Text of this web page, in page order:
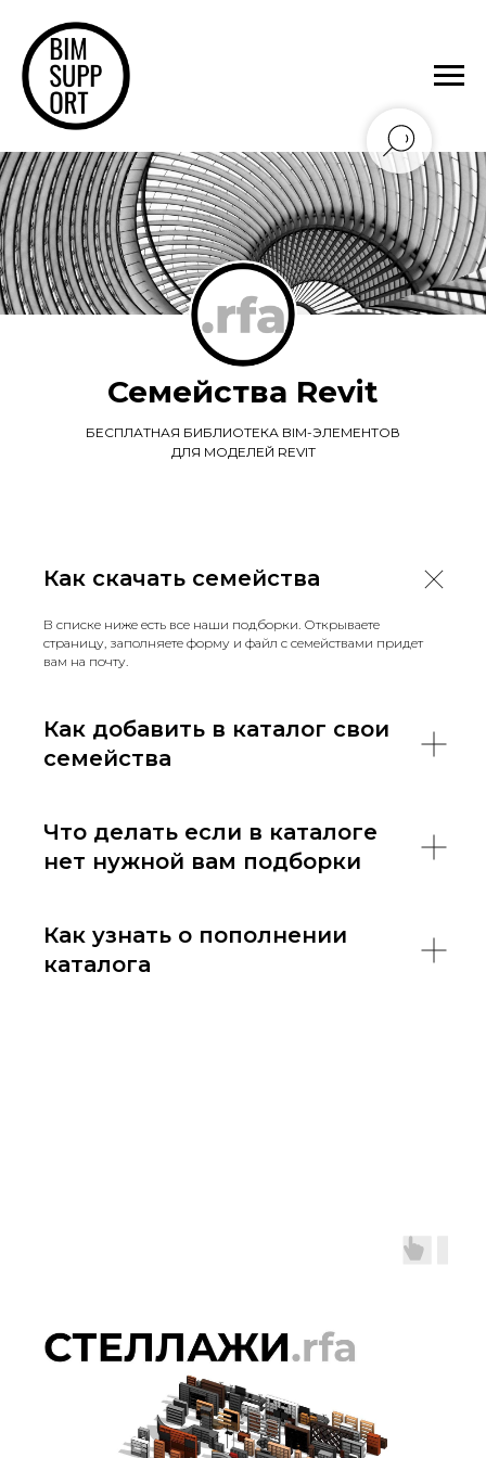
Семейства Revit
БЕСПЛАТНАЯ БИБЛИОТЕКА BIM-ЭЛЕМЕНТОВ
ДЛЯ МОДЕЛЕЙ REVIT
Как скачать семейства
В списке ниже есть все наши подборки. Открываете
страницу, заполняете форму и файл с семействами придет
вам на почту.
Как добавить в каталог свои
семейства
Что делать если в каталоге
нет нужной вам подборки
Как узнать о пополнении
каталога